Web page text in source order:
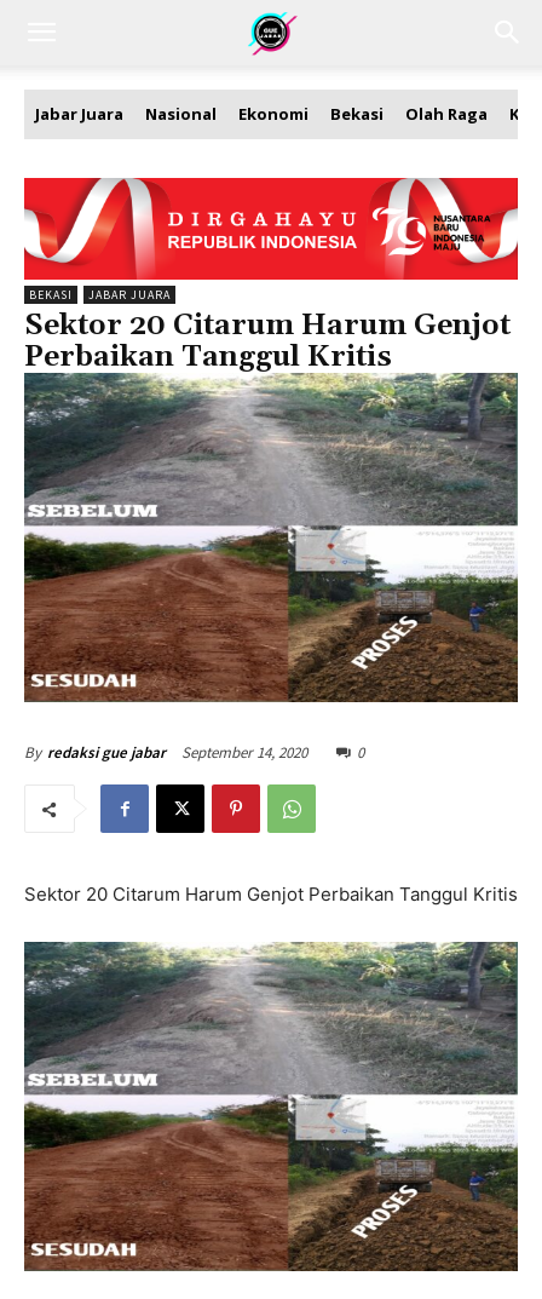
Jabar Juara Nasional Ekonomi Bekasi Olah Raga
BEKASI JABAR JUARA
Sektor 20 Citarum Harum Genjot
Perbaikan Tanggul Kritis
By redaksi gue jabar September 14, 2020 0
Sektor 20 Citarum Harum Genjot Perbaikan Tanggul Kritis